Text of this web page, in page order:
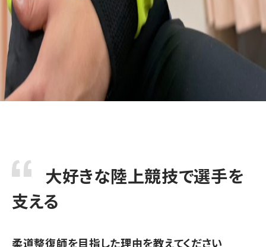
大好きな陸上競技で選手を
支える
柔道整復師を目指した理由を教えてください